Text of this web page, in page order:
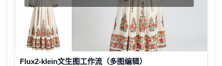
Flux2-klein文生图工作流（多图编辑）